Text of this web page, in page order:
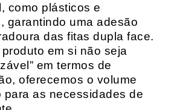
como plásticos e
garantindo uma adesão
das fitas dupla face.
em si não seja
em termos de
oferecemos o volume
para as necessidades de